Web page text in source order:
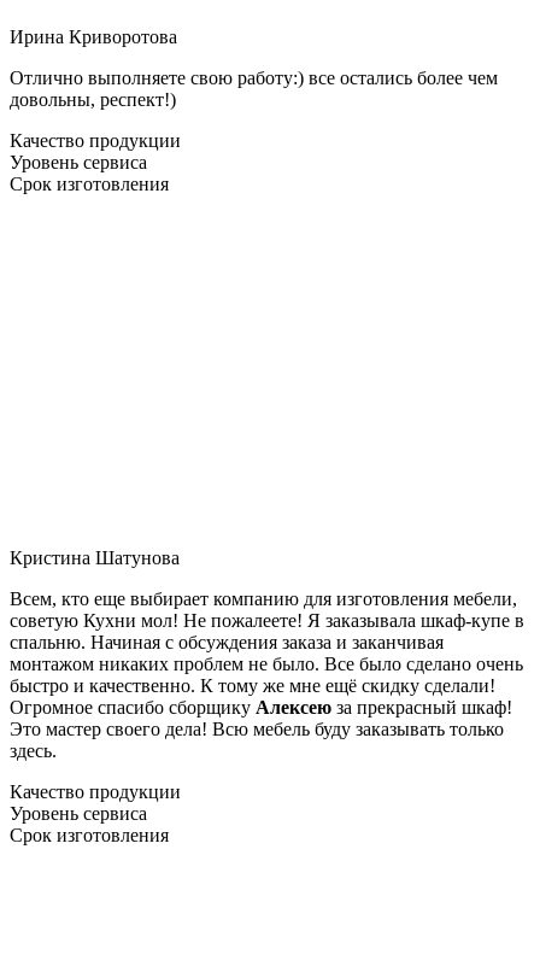
Ирина Криворотова
Отлично выполняете свою работу:) все остались более чем
довольны, респект!)
Качество продукции
Уровень сервиса
Срок изготовления
Кристина Шатунова
Всем, кто еще выбирает компанию для изготовления мебели,
советую Кухни мол! Не пожалеете! Я заказывала шкаф-купе в
спальню. Начиная с обсуждения заказа и заканчивая
монтажом никаких проблем не было. Все было сделано очень
быстро и качественно. К тому же мне ещё скидку сделали!
Огромное спасибо сборщику Алексею за прекрасный шкаф!
Это мастер своего дела! Всю мебель буду заказывать только
здесь.
Качество продукции
Уровень сервиса
Срок изготовления